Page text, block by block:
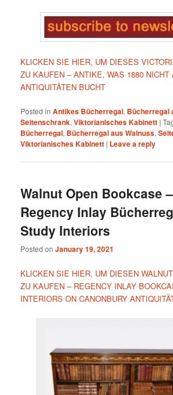
KLICKEN SIE HIER, UM DIESES
ZU KAUFEN – ANTIKE, WAS 1880 NICHT
ANTIQUITÄTEN BUCHT
Posted in Antikes Bücherregal, Bücherregal
Seitenschrank,Viktorianisches Kabinett |
Bücherregal, Bücherregal aus Walnuss,
Viktorianisches Kabinett | Leave a reply
Walnut Open Bookcase –
Regency Inlay
Study Interiors
Posted onJanuary 19, 2021
KLICKEN SIE HIER, UM DIESEN
ZU KAUFEN – REGENCY INLAY
INTERIORS ON CANONBURY